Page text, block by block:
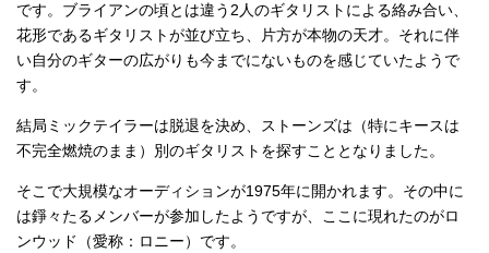
です。ブライアンの頃とは違う2人のギタリストによる絡み合い、
花形であるギタリストが並び立ち、片方が本物の天才。それに伴
い自分のギターの広がりも今までにないものを感じていたようで
す。
結局ミックテイラーは脱退を決め、ストーンズは（特にキースは
不完全燃焼のまま）別のギタリストを探すこととなりました。
そこで大規模なオーディションが1975年に開かれます。その中に
は錚々たるメンバーが参加したようですが、ここに現れたのがロ
ンウッド（愛称：ロニー）です。